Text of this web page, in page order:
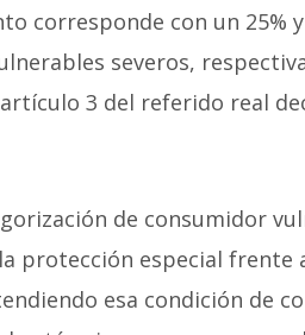
corresponde con un 25%
severos,
3 del referido real
de consumidor
protección especial
esa condición de